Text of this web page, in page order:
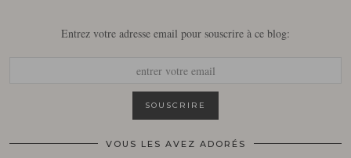
Entrez votre adresse email pour souscrire à ce blog:
VOUS LES AVEZ ADORÉS